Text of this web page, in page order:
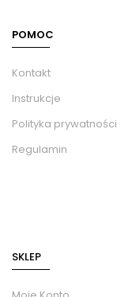
POMOC
Kontakt
Instrukcje
Polityka prywatności
Regulamin
SKLEP